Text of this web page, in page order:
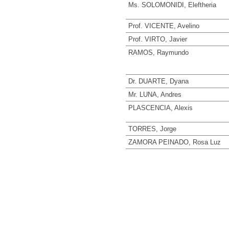
Ms. SOLOMONIDI, Eleftheria
Prof. VICENTE, Avelino
Prof. VIRTO, Javier
RAMOS, Raymundo
Dr. DUARTE, Dyana
Mr. LUNA, Andres
PLASCENCIA, Alexis
TORRES, Jorge
ZAMORA PEINADO, Rosa Luz